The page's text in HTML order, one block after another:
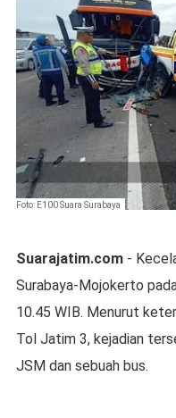
Foto: E100 Suara Surabaya
Suarajatim.com-
Surabaya-Mojokerto
10.45 WIB. Menurut
Tol Jatim 3, kejadian
JSM dan sebuah bus.